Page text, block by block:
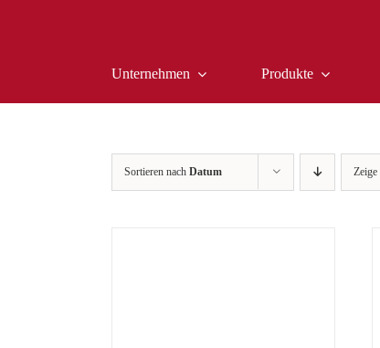
Unternehmen Produkte
Sortieren nach Datum Zeige